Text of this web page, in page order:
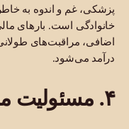
پزشکی، غم و اندوه به
خانوادگی است. بارهای
اضافی، مراقبت‌های
درآمد می‌شود.
۴. مسئولیت محصول